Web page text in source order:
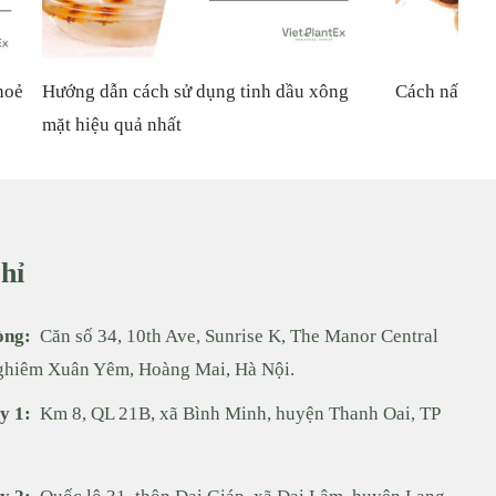
kiểm soát và loại bỏ khỏi thành phẩm. Tổng hàm
liệu
Top 3 ý nghĩa của hoa phong lữ: tình yêu,
may mắn, niềm tin
Căn số 34, 10th Ave, Sunrise K, The Manor Central
Xuân Yêm, Hoàng Mai, Hà Nội.
1: Km 8, QL 21B, xã Bình Minh, huyện Thanh Oai, TP